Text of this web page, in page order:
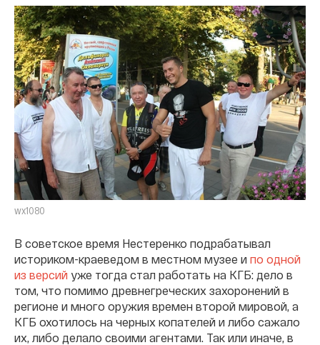
wx1080
В советское время Нестеренко подрабатывал
историком-краеведом в местном музее и по одной
из версий уже тогда стал работать на КГБ: дело в
том, что помимо древнегреческих захоронений в
регионе и много оружия времен второй мировой, а
КГБ охотилось на черных копателей и либо сажало
их, либо делало своими агентами. Так или иначе, в